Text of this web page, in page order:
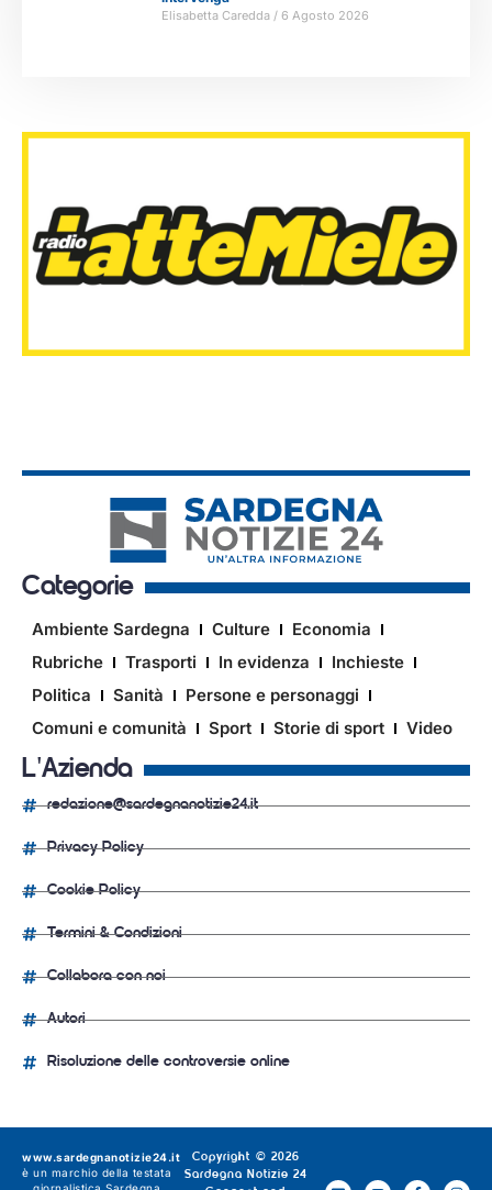
Elisabetta Caredda 6 Agosto 2026
Categorie
Ambiente Sardegna Culture
Economia
Rubriche
Trasporti In evidenza
Inchieste
Politica
Sanità
Persone e personaggi
Comuni e comunità
Sport Storie di sport Video
L'Azienda
redazione@sardegnanotizie24.it
Privacy Policy
Cookie Policy
Termini & Condizioni
Collabora con noi
Autori
Risoluzione delle controversie online
Copyright © 2026
Sardegna Notizie 24
www.sardegnanotizie24.it
è un marchio della testata